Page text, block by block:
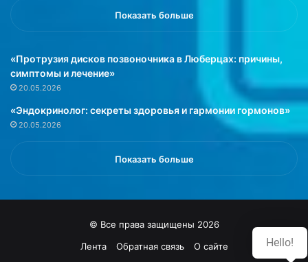
Показать больше
«Протрузия дисков позвоночника в Люберцах: причины,
симптомы и лечение»
20.05.2026
«Эндокринолог: секреты здоровья и гармонии гормонов»
20.05.2026
Показать больше
© Все права защищены 2026
Лента
Обратная связь О сайте Hello!